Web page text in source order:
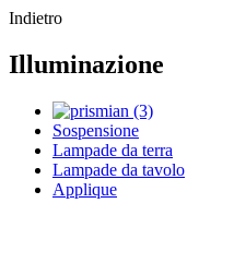
Indietro
Illuminazione
Sospensione
Lampade da terra
Lampade da tavolo
Applique